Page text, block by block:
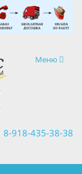
Навигация
Меню
8-918-435-38-38
×